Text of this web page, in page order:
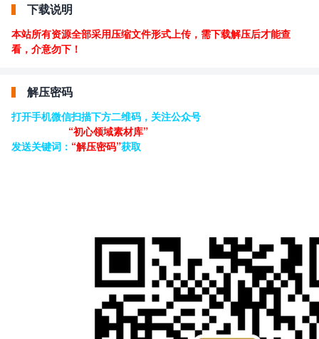
下载说明
本站所有资源全部采用压缩文件形式上传，需下载解压后才能查
看，介意勿下！
解压密码
打开手机微信扫描下方二维码，关注公众号
“初心领域素材库”
发送关键词： “解压密码”获取